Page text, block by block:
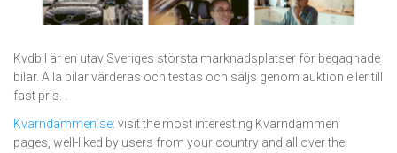
Kvdbil är en utav Sveriges största marknadsplatser för begagnade
bilar. Alla bilar värderas och testas och säljs genom auktion eller till
fast pris. .
Kvarndammen.se: visit the most interesting Kvarndammen
pages, well-liked by users from your country and all over the